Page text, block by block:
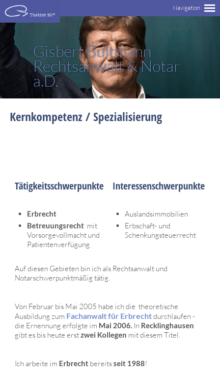
Gisbert Bultmann
Rechtsanwalt & Notar
a.D.
Kernkompetenz / Spezialisierung
Tätigkeitsschwerpunkte
Erbrecht
Betreuungsrecht mit
Vorsorgevollmacht und
Patientenverfügung
Interessenschwerpunkte
Auslandsimmobilien
Erbschaft- und
Schenkungsteuerrecht
Auf diesen Gebieten bin ich als Rechtsanwalt und
Notarschwerpunktmäßig tätig.
Von Februar bis Mai 2005 habe ich die theoretische
Ausbildung zum Fachanwalt für Erbrechtdurchlaufen -
die Ernennung erfolgte im Mai 2006. In Recklinghausen
gibt es bis heute erstzwei Kollegen mit diesem Titel.
Ich arbeite im Erbrecht bereitsseit 1988!